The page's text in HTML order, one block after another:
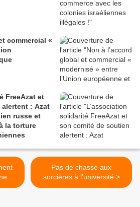
commercial «
FreeAzat et
: Azat
russe et
la torture
Pas de chasse aux
sorcières à l’université >